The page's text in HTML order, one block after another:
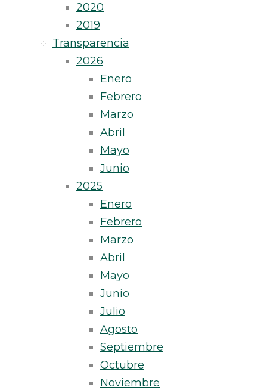
2020
2019
Transparencia
2026
Enero
Febrero
Marzo
Abril
Mayo
Junio
2025
Enero
Febrero
Marzo
Abril
Mayo
Junio
Julio
Agosto
Septiembre
Octubre
Noviembre